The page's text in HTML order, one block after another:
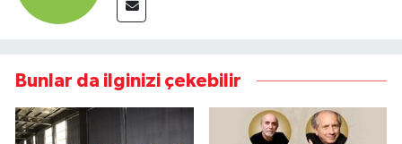
Bunlar da ilginizi çekebilir